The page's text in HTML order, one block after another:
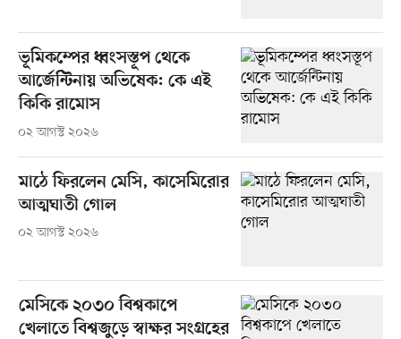
ভূমিকম্পের ধ্বংসস্তূপ থেকে
আর্জেন্টিনায় অভিষেক: কে এই
কিকি রামোস
০২ আগস্ট ২০২৬
মাঠে ফিরলেন মেসি, কাসেমিরোর
আত্মঘাতী গোল
০২ আগস্ট ২০২৬
মেসিকে ২০৩০ বিশ্বকাপে
খেলাতে বিশ্বজুড়ে স্বাক্ষর সংগ্রহের